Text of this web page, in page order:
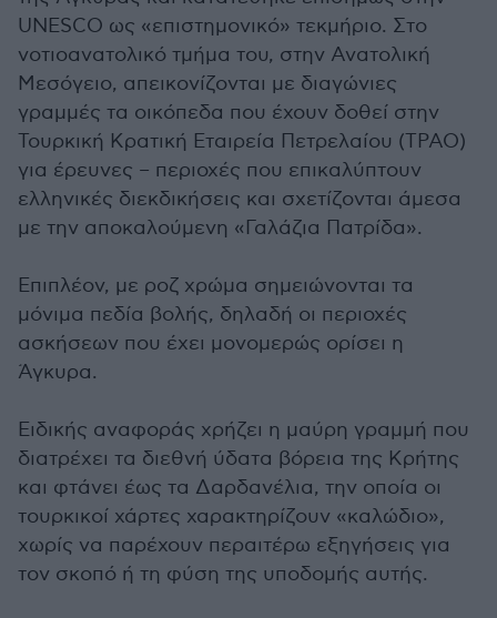
UNESCO ως «επιστημονικό» τεκμήριο. Στο
νοτιοανατολικό τμήμα του, στην Ανατολική
Μεσόγειο, απεικονίζονται με διαγώνιες
γραμμές τα οικόπεδα που έχουν δοθεί στην
Τουρκική Κρατική Εταιρεία Πετρελαίου (TPAO)
για έρευνες – περιοχές που επικαλύπτουν
ελληνικές διεκδικήσεις και σχετίζονται άμεσα
με την αποκαλούμενη «Γαλάζια Πατρίδα».
Επιπλέον, με ροζ χρώμα σημειώνονται τα
μόνιμα πεδία βολής, δηλαδή οι περιοχές
ασκήσεων που έχει μονομερώς ορίσει η
Άγκυρα.
Ειδικής αναφοράς χρήζει η μαύρη γραμμή που
διατρέχει τα διεθνή ύδατα βόρεια της Κρήτης
και φτάνει έως τα Δαρδανέλια, την οποία οι
τουρκικοί χάρτες χαρακτηρίζουν «καλώδιο»,
χωρίς να παρέχουν περαιτέρω εξηγήσεις για
τον σκοπό ή τη φύση της υποδομής αυτής.